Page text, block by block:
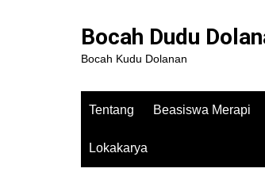
Bocah Dudu
Bocah Kudu Dolanan
Tentang Beasiswa Merapi
Lokakarya